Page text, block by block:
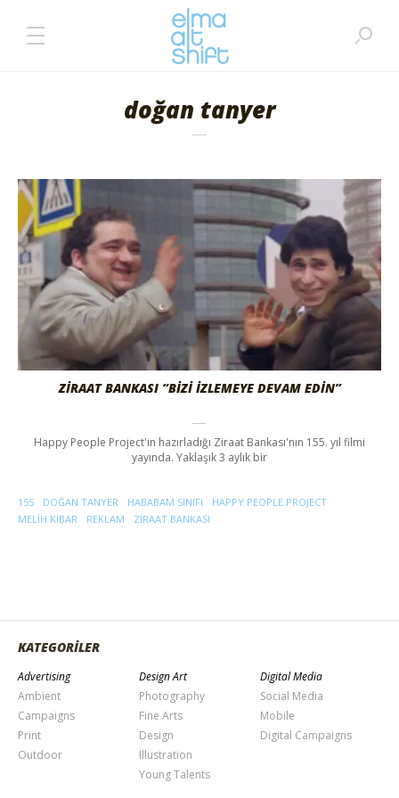
doğan tanyer
ZIRAAT BANKASI “BIZI İZLEMEYE DEVAM EDIN”
Happy People Project'in hazırladığı Ziraat Bankası'nın 155. yıl filmi
yayında. Yaklaşık 3 aylık bir
155 DOĞAN TANYER HABABAM SINIFI
HAPPY PEOPLE PROJECT
MELIH KIBAR
REKLAM ZIRAAT BANKASI
KATEGORİLER
Advertising
Ambient
Campaigns
Print
Outdoor
Design Art
Photography
Fine Arts
Design
Illustration
Young Talents
Digital Media
Social Media
Mobile
Digital Campaigns